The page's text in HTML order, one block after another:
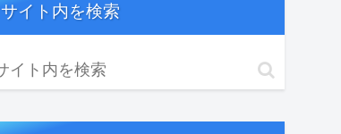
サイト内を検索